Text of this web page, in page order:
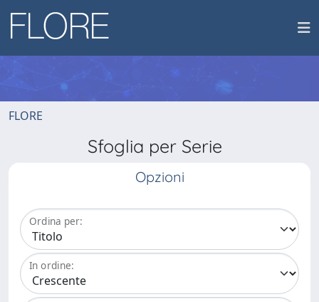
FLORE
Sfoglia per Serie
Opzioni
Ordina per:
In ordine: